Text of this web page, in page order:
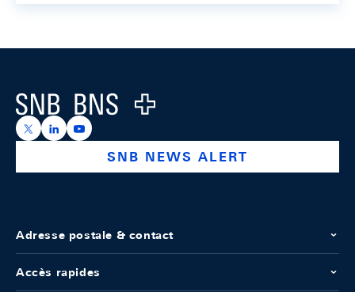
Logo
https://x.com/snb_bns
https://ch.linkedin.com/company/swiss-national-
https://www.youtube.com/@swissnationalbank
SNB NEWS ALERT
Adresse postale & contact
Accès rapides